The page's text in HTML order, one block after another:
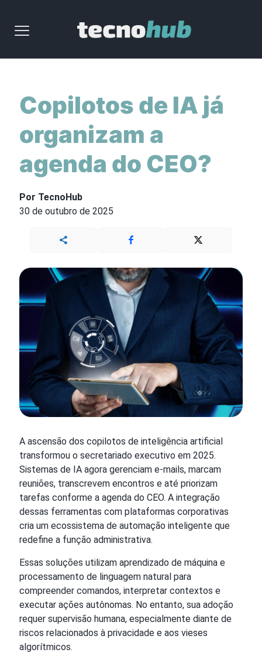
Copilotos de IA já
organizam a
agenda do CEO?
Por TecnoHub
30 de outubro de 2025
A ascensão dos copilotos de inteligência artificial
transformou o secretariado executivo em 2025.
Sistemas de IA agora gerenciam e-mails, marcam
reuniões, transcrevem encontros e até priorizam
tarefas conforme a agenda do CEO. A integração
dessas ferramentas com plataformas corporativas
cria um ecossistema de automação inteligente que
redefine a função administrativa.
Essas soluções utilizam aprendizado de máquina e
processamento de linguagem natural para
compreender comandos, interpretar contextos e
executar ações autônomas. No entanto, sua adoção
requer supervisão humana, especialmente diante de
riscos relacionados à privacidade e aos vieses
algorítmicos.